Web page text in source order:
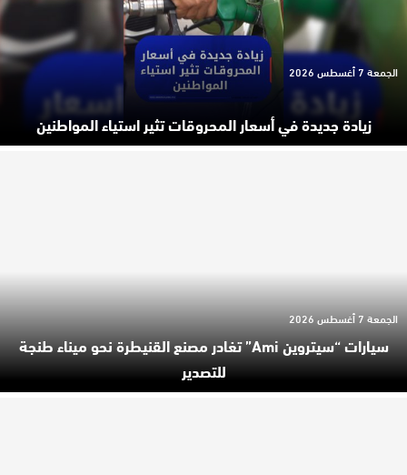
زيادة جديدة في أسعار المحروقات تثير استياء المواطنين
الجمعة 7 أغسطس 2026
سيارات “سيتروين Ami” تغادر مصنع القنيطرة نحو ميناء طنجة
للتصدير
الجمعة 7 أغسطس 2026